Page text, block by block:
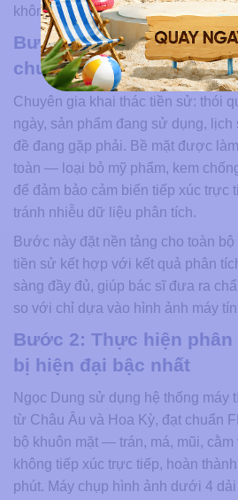
không xâm lấn và không gây đau.
Bước 1: Thăm khám
chuyên gia da liễu
Chuyên gia khai thác tiền sử: thói
ngày, sản phẩm đang sử dụng,
đề đang gặp phải. Bề mặt được
toàn — loại bỏ mỹ phẩm, kem
để đảm bảo cảm biến tiếp xúc trực
tránh nhiễu dữ liệu phân tích.
Bước này đặt nền tảng cho toàn
tiền sử kết hợp với kết quả phân
sàng đầy đủ, giúp bác sĩ đưa ra
so với chỉ dựa vào hình ảnh máy
Bước 2: Thực hiện
bị hiện đại bậc nhất
Ngọc Dung sử dụng hệ thống máy
từ Châu Âu và Hoa Kỳ, đạt chuẩn
bộ khuôn mặt — trán, má, mũi,
không tiếp xúc trực tiếp, hoàn
phút. Máy chụp hình ảnh dưới 4